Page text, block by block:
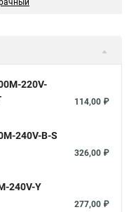
220V-
114,00 ₽
240V-B-S
326,00 ₽
240V-Y
277,00 ₽